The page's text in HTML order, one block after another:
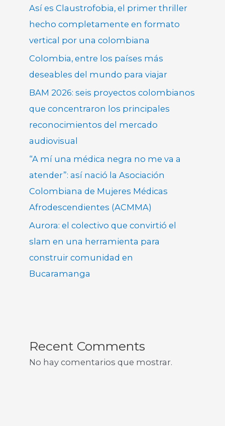
Así es Claustrofobia, el primer thriller
hecho completamente en formato
vertical por una colombiana
Colombia, entre los países más
deseables del mundo para viajar
BAM 2026: seis proyectos colombianos
que concentraron los principales
reconocimientos del mercado
audiovisual
“A mí una médica negra no me va a
atender”: así nació la Asociación
Colombiana de Mujeres Médicas
Afrodescendientes (ACMMA)
Aurora: el colectivo que convirtió el
slam en una herramienta para
construir comunidad en
Bucaramanga
Recent Comments
No hay comentarios que mostrar.